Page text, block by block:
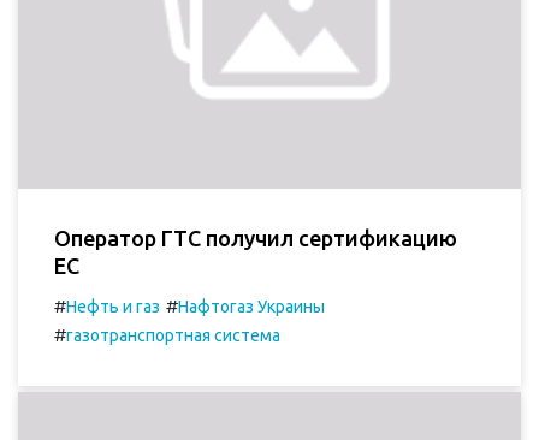
Оператор ГТС получил сертификацию
ЕС
#Нефть и газ #Нафтогаз Украины
#газотранспортная система